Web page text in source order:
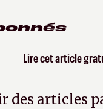
Lire cet article
des articles